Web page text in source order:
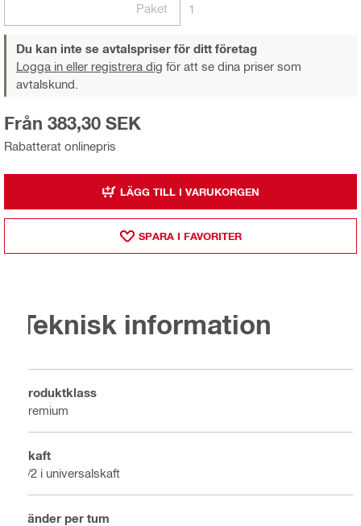
Paket 1
Du kan inte se avtalspriser för ditt företag
Logga in eller registrera dig för att se dina priser som
avtalskund.
Rabatterat onlinepris
Från 383,30 SEK
LÄGG TILL I VARUKORGEN
SPARA I FAVORITER
Teknisk information
Produktklass
Premium
Skaft
1/2 i universalskaft
Tänder per tum